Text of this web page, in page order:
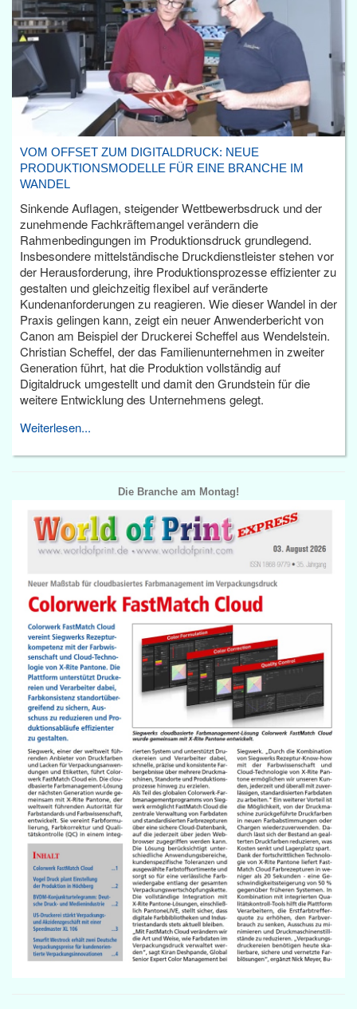
VOM OFFSET ZUM DIGITALDRUCK: NEUE
PRODUKTIONSMODELLE FÜR EINE BRANCHE IM
WANDEL
Sinkende Auflagen, steigender Wettbewerbsdruck und der
zunehmende Fachkräftemangel verändern die
Rahmenbedingungen im Produktionsdruck grundlegend.
Insbesondere mittelständische Druckdienstleister stehen vor
der Herausforderung, ihre Produktionsprozesse effizienter zu
gestalten und gleichzeitig flexibel auf veränderte
Kundenanforderungen zu reagieren. Wie dieser Wandel in der
Praxis gelingen kann, zeigt ein neuer Anwenderbericht von
Canon am Beispiel der Druckerei Scheffel aus Wendelstein.
Christian Scheffel, der das Familienunternehmen in zweiter
Generation führt, hat die Produktion vollständig auf
Digitaldruck umgestellt und damit den Grundstein für die
weitere Entwicklung des Unternehmens gelegt.
Weiterlesen...
Die Branche am Montag!